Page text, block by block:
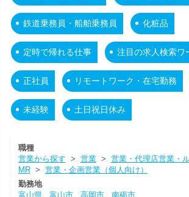
鉄道乗務員・船舶乗務員 化粧品
定時で帰れる仕事 注目の求人検索ワ
正社員 リモートワーク・在宅勤務
未経験 土日祝日休み
職種
営業から探す > 営業> 営業・代理店営業・
MR> 営業・企画営業（個人向け）
勤務地
富山県
富山市 高岡市 南砺市